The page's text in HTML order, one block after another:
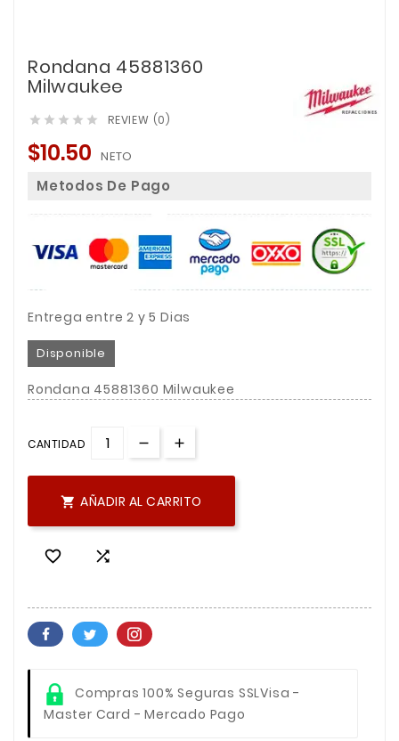
Rondana 45881360
Milwaukee
     REVIEW (0)
$10.50 NETO
Metodos De Pago
Entrega entre 2 y 5 Dias
Disponible
Rondana 45881360 Milwaukee
CANTIDAD
 AÑADIR AL CARRITO
 
Compras 100% Seguras SSLVisa -
Master Card - Mercado Pago